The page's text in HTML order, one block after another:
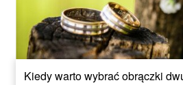
Kiedy warto wybrać obrączki